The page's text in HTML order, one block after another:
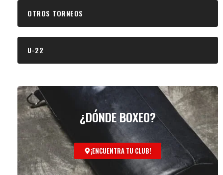
OTROS TORNEOS
U-22
¿DÓNDE BOXEO?
¡ENCUENTRA TU CLUB!